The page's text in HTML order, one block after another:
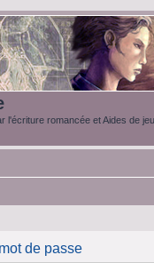
l'écriture romancée et Aides de
de passe